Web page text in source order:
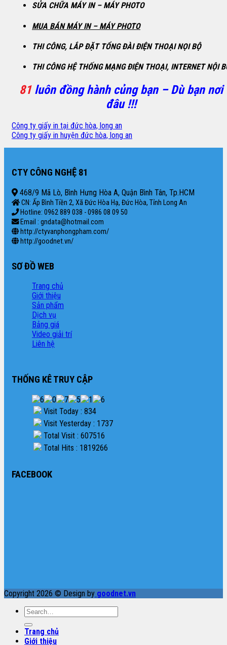
SỬA CHỮA MÁY IN – MÁY PHOTO
MUA BÁN MÁY IN – MÁY PHOTO
THI CÔNG, LẮP ĐẶT TỔNG ĐÀI ĐIỆN THOẠI NỌI BỘ
THI CÔNG HỆ THỐNG MẠNG ĐIỆN THOẠI, INTERNET NỘI
81 luôn đồng hành củng bạn – Dù bạn nơi
đâu !!!
Công ty giấy in tại đức hòa, long an
Công ty giấy in huyện đức hòa, long an
CTY CÔNG NGHỆ 81
468/9 Mã Lò, Bình Hưng Hòa A, Quận Bình Tân, Tp.HCM
CN: Ấp Bình Tiền 2, Xã Đức Hòa Hạ, Đức Hòa, Tỉnh Long An
Hotline: 0962 889 038 - 0986 08 09 50
Email : gndata@hotmail.com
http://ctyvanphongpham.com/
http://goodnet.vn/
SƠ ĐỒ WEB
Trang chủ
Giới thiệu
Sản phẩm
Dịch vụ
Bảng giá
Video giải trí
Liên hệ
THỐNG KÊ TRUY CẬP
Visit Today : 834
Visit Yesterday : 1737
Total Visit : 607516
Total Hits : 1819266
FACEBOOK
Copyright 2026 © Design by goodnet.vn
Search
Trang chủ
Giới thiệu